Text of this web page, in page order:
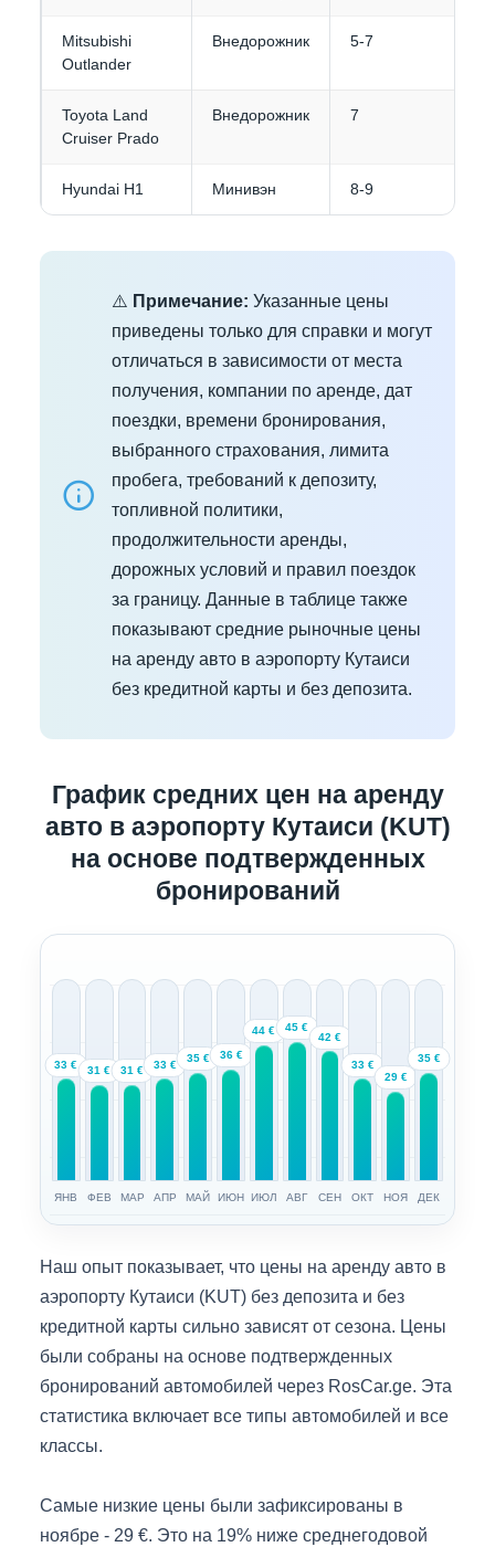
Mitsubishi
Outlander
Внедорожник 5-7
Toyota Land
Cruiser Prado
Внедорожник 7
Hyundai H1 Минивэн 8-9
⚠️ Примечание: Указанные цены
приведены только для справки и могут
отличаться в зависимости от места
получения, компании по аренде, дат
поездки, времени бронирования,
выбранного страхования, лимита
пробега, требований к депозиту,
топливной политики,
продолжительности аренды,
дорожных условий и правил поездок
за границу. Данные в таблице также
показывают средние рыночные цены
на аренду авто в аэропорту Кутаиси
без кредитной карты и без депозита.
График средних цен на аренду
авто в аэропорту Кутаиси (KUT)
на основе подтвержденных
бронирований
33 €
ЯНВ
31 €
ФЕВ
31 €
МАР
33 €
АПР
35 €
МАЙ
36 €
ИЮН
44 €
ИЮЛ
45 €
АВГ
42 €
СЕН
33 €
ОКТ
29 €
НОЯ
35 €
ДЕК
Наш опыт показывает, что цены на аренду авто в
аэропорту Кутаиси (KUT) без депозита и без
кредитной карты сильно зависят от сезона. Цены
были собраны на основе подтвержденных
бронирований автомобилей через RosCar.ge. Эта
статистика включает все типы автомобилей и все
классы.
Самые низкие цены были зафиксированы в
ноябре - 29 €. Это на 19% ниже среднегодовой